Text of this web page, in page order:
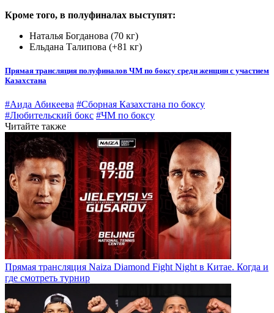
Кроме того, в полуфиналах выступят:​
Наталья Богданова (70 кг)​
Ельдана Талипова (+81 кг)
Прямая трансляция полуфиналов ЧМ по боксу среди женщин с участием
Казахстана
#Аида Абикеева #Сборная Казахстана по боксу
#Любительский бокс #ЧМ по боксу
Читайте также
Прямая трансляция Naiza Diamond Fight Night в Китае. Когда и
где смотреть турнир